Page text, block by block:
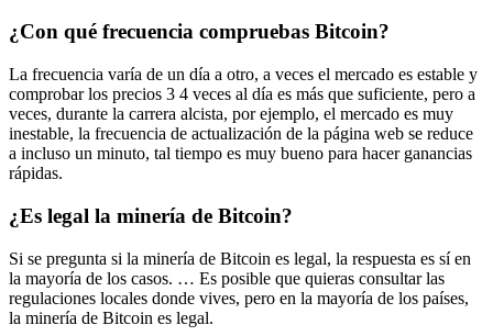
¿Con qué frecuencia compruebas Bitcoin?
La frecuencia varía de un día a otro, a veces el mercado es estable y
comprobar los precios 3 4 veces al día es más que suficiente, pero a
veces, durante la carrera alcista, por ejemplo, el mercado es muy
inestable, la frecuencia de actualización de la página web se reduce
a incluso un minuto, tal tiempo es muy bueno para hacer ganancias
rápidas.
¿Es legal la minería de Bitcoin?
Si se pregunta si la minería de Bitcoin es legal, la respuesta es sí en
la mayoría de los casos. … Es posible que quieras consultar las
regulaciones locales donde vives, pero en la mayoría de los países,
la minería de Bitcoin es legal.